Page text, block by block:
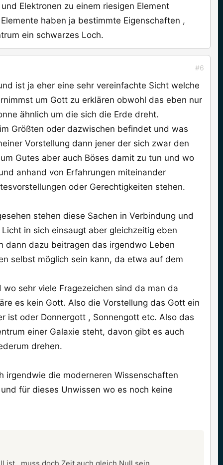
Elektronen zu einem riesigen Element
haben ja bestimmte Eigenschaften ,
ein schwarzes Loch.
#6
ist ja eher eine sehr vereinfachte Sicht welche
um Gott zu erklären obwohl das eben nur
ähnlich um die sich die Erde dreht.
Größten oder dazwischen befindet und was
Vorstellung dann jener der sich zwar den
Gutes aber auch Böses damit zu tun und wo
anhand von Erfahrungen miteinander
oder Gerechtigkeiten stehen.
stehen diese Sachen in Verbindung und
in sich einsaugt aber gleichzeitig eben
dann dazu beitragen das irgendwo Leben
selbst möglich sein kann, da etwa auf dem
sehr viele Fragezeichen sind da man da
es kein Gott. Also die Vorstellung das Gott ein
ist oder Donnergott , Sonnengott etc. Also das
einer Galaxie steht, davon gibt es auch
drehen.
irgendwie die moderneren Wissenschaften
für dieses Unwissen wo es noch keine